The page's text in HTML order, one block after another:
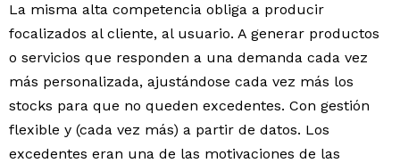
La misma alta competencia obliga a producir
focalizados al cliente, al usuario. A generar productos
o servicios que responden a una demanda cada vez
más personalizada, ajustándose cada vez más los
stocks para que no queden excedentes. Con gestión
flexible y (cada vez más) a partir de datos. Los
excedentes eran una de las motivaciones de las